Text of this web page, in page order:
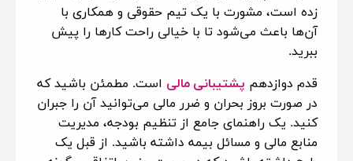
زده است، مشورت با یک تیم حقوقی و همکاری با
آن‌ها باعث می‌شود تا با خیالی راحت کارها را پیش
ببرید.
قدم دوازدهم پشتیبانی مالی است. مطمئن باشید که
در صورت بروز بحران و ضرر مالی می‌توانید آن را جبران
کنید. یک راهنمای جامع از تنظیم بودجه، مدیریت
منابع مالی و مسائل بیمه داشته باشید. از قبل یک